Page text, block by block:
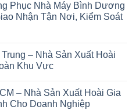
Phục Nhà Máy Bình Dương
Nhận Tận Nơi, Kiểm Soát
– Nhà Sản Xuất Hoài
Khu Vực
– Nhà Sản Xuất Hoài Gia
Cho Doanh Nghiệp